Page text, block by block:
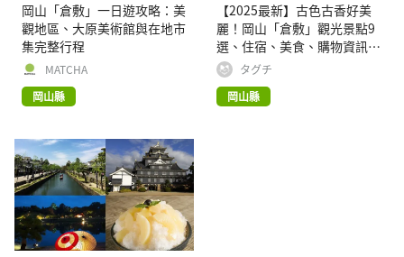
岡山「倉敷」一日遊攻略：美
觀地區、大原美術館與在地市
集完整行程
MATCHA
岡山縣
【2025最新】古色古香好美
麗！岡山「倉敷」觀光景點9
選、住宿、美食、購物資訊彙
整！タグチ
岡山縣